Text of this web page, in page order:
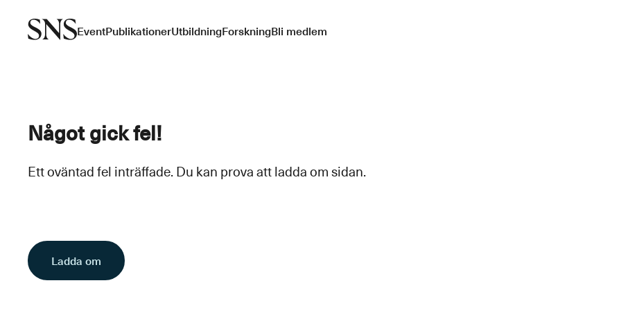
EventPublikationerUtbildningForskningBli medlem
Något gick fel!
Ett oväntad fel inträffade. Du kan prova att ladda om sidan.
Ladda om